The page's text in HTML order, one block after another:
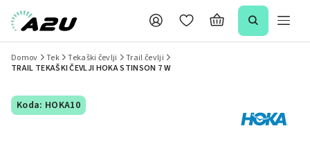
Domov Tek Tekaški čevlji
Trail čevlji
TRAIL TEKAŠKI ČEVLJI HOKA STINSON 7 W
Koda: HOKA10